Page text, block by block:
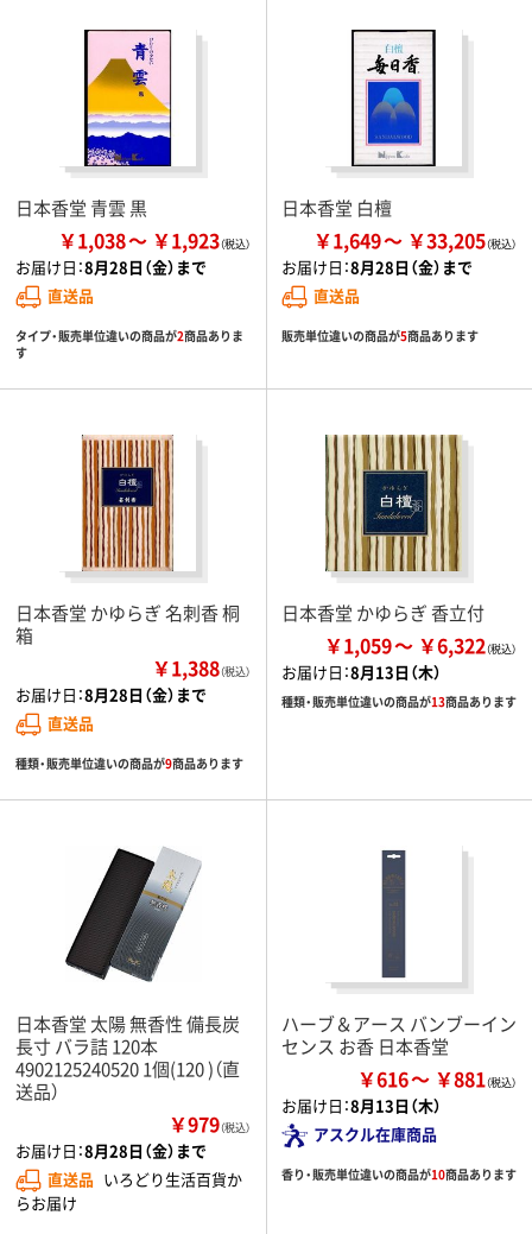
日本香堂 青雲 黒
￥1,038 ￥1,923
お届け日：8月28日（金）まで
直送品
タイプ・販売単位違いの商品が2商品ありま
す
日本香堂 白檀
￥1,649 ￥33,205
お届け日：8月28日（金）まで
直送品
販売単位違いの商品が5商品あります
日本香堂 かゆらぎ 名刺香 桐
箱
￥1,388（税込）
お届け日：8月28日（金）まで
直送品
種類・販売単位違いの商品が9商品あります
日本香堂 かゆらぎ 香立付
￥1,059 ￥6,322
お届け日：8月13日（木）
種類・販売単位違いの商品が13商品あります
日本香堂 太陽 無香性 備長炭
長寸 バラ詰 120本
4902125240520 1個(120 )（直
送品）
￥979（税込）
お届け日：8月28日（金）まで
直送品 いろどり生活百貨か
らお届け
ハーブ＆アース バンブーイン
センス お香 日本香堂
￥616 ￥881
お届け日：8月13日（木）
アスクル在庫商品
香り・販売単位違いの商品が10商品あります